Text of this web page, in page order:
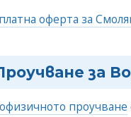
оферта за
за
проучване